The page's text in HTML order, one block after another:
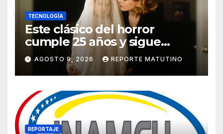
TECNOLOGÍA
Este clásico del horror
cumple 25 años y sigue
siendo estupendo (y lo
puedes ver en Netflix)
AGOSTO 9, 2026 REPORTE MATUTINO
REPORTAJE